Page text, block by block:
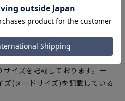
予めご了承ください。
す。サイズ表を確認の上、ご購
。
、着用感や実際のサイズ表に若
います。予めご了承ください。
イズを記載しております。一
(ヌードサイズ)を記載している